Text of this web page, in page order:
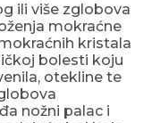
ili više zglobova
mokraćne
kristala
bolesti koju
otekline te
nožni palac i